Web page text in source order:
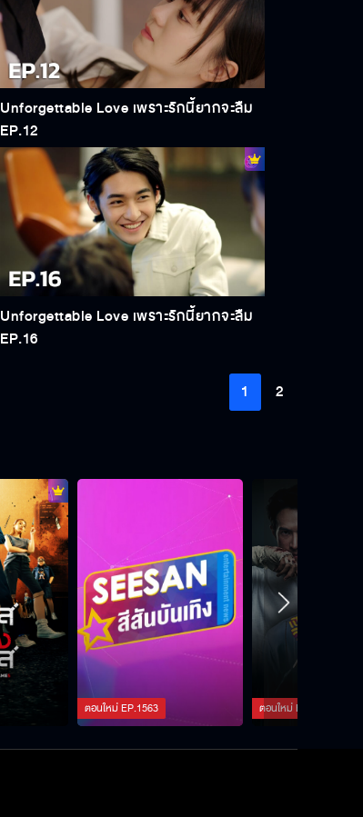
Unforgettable Love เพราะรักนี้ยากจะลืม
EP.12
Unforgettable Love เพราะรักนี้ยากจะลืม
EP.16
1 2
ตอนใหม่EP.1563 ตอนใหม่EP.